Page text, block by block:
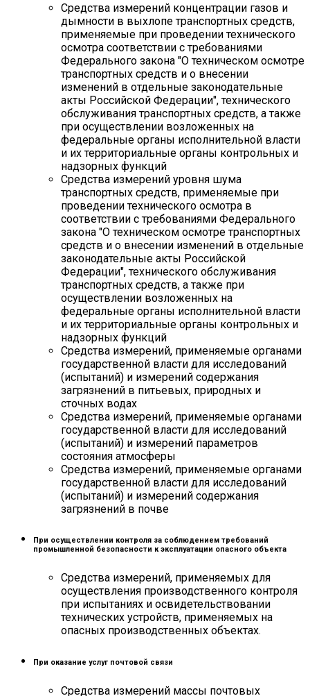
Средства измерений концентрации газов и
дымности в выхлопе транспортных средств,
применяемые при проведении технического
осмотра соответствии с требованиями
Федерального закона "О техническом осмотре
транспортных средств и о внесении
изменений в отдельные законодательные
акты Российской Федерации", технического
обслуживания транспортных средств, а также
при осуществлении возложенных на
федеральные органы исполнительной власти
и их территориальные органы контрольных и
надзорных функций
Средства измерений уровня шума
транспортных средств, применяемые при
проведении технического осмотра в
соответствии с требованиями Федерального
закона "О техническом осмотре транспортных
средств и о внесении изменений в отдельные
законодательные акты Российской
Федерации", технического обслуживания
транспортных средств, а также при
осуществлении возложенных на
федеральные органы исполнительной власти
и их территориальные органы контрольных и
надзорных функций
Средства измерений, применяемые органами
государственной власти для исследований
(испытаний) и измерений содержания
загрязнений в питьевых, природных и
сточных водах
Средства измерений, применяемые органами
государственной власти для исследований
(испытаний) и измерений параметров
состояния атмосферы
Средства измерений, применяемые органами
государственной власти для исследований
(испытаний) и измерений содержания
загрязнений в почве
При осуществлении контроля за соблюдением требований
промышленной безопасности к эксплуатации опасного объекта
Средства измерений, применяемых для
осуществления производственного контроля
при испытаниях и освидетельствовании
технических устройств, применяемых на
опасных производственных объектах.
При оказание услуг почтовой связи
Средства измерений массы почтовых